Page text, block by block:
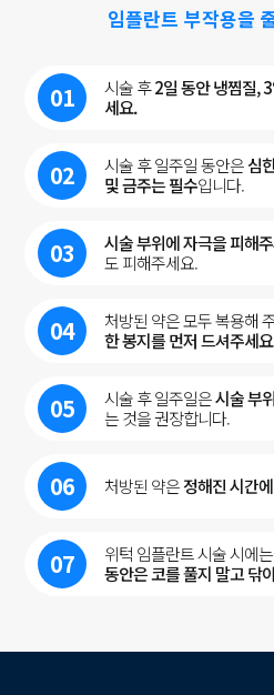
임플란트 부작용을
01 시술 후2일 동안 냉찜질,
세요.
02 시술 후 일주일 동안은심
및 금주는 필수입니다.
03 시술 부위에 자극을 피해
도 피해주세요.
04 처방된 약은 모두 복용해
한 봉지를 먼저 드셔주세
05 시술 후 일주일은시술 부
는 것을 권장합니다.
06 처방된 약은정해진 시간
07 위턱 임플란트 시술 시에는
동안은 코를 풀지 말고 닦